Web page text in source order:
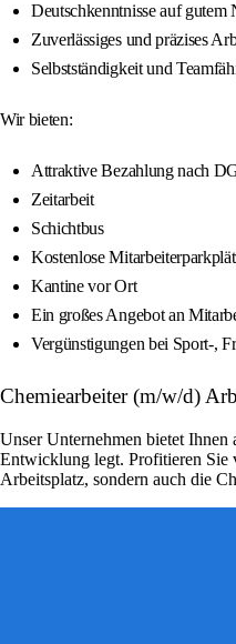
Deutschkenntnisse auf gutem
Zuverlässiges und präzises
Selbstständigkeit und
Wir bieten:
Attraktive Bezahlung nach
Zeitarbeit
Schichtbus
Kostenlose
Kantine vor Ort
Ein großes Angebot an
Vergünstigungen bei Sport-,
Chemiearbeiter (m/w/d)
Unser Unternehmen bietet Ihnen
Entwicklung legt. Profitieren Sie
Arbeitsplatz, sondern auch die